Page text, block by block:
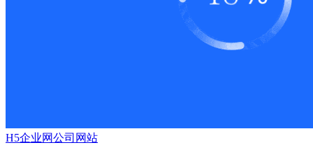
H5企业网公司网站